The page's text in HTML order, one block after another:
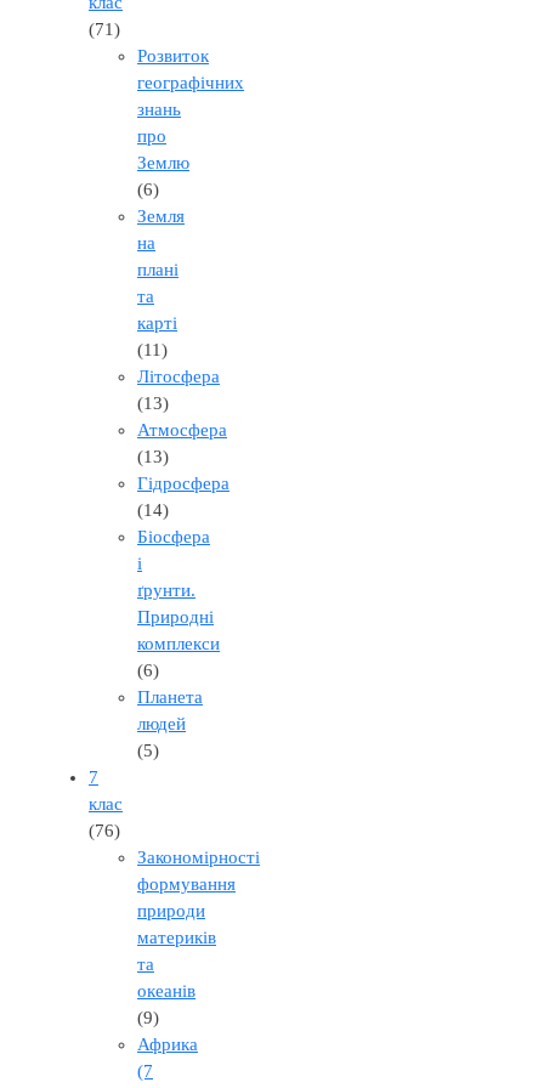
(71)
Розвиток
географічних
знань
про
Землю
(6)
Земля
на
плані
та
карті
(11)
Літосфера
(13)
Атмосфера
(13)
Гідросфера
(14)
Біосфера
і
ґрунти.
Природні
комплекси
(6)
Планета
людей
(5)
7
клас
(76)
Закономірності
формування
природи
материків
та
океанів
(9)
Африка
(7